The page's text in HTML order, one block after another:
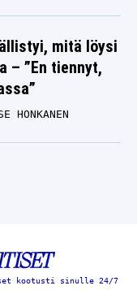
mitä löysi
– ”En tiennyt,
HONKANEN
kootusti sinulle 24/7